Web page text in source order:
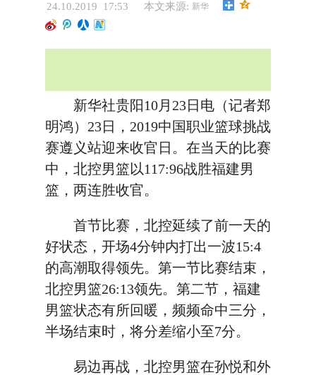
24.10.2019 17:53 本文来源: 新华
新华社贵阳10月23日电（记者郑
明鸿）23日，2019中国职业篮球挑战
赛遵义站迎来收官日。在当天的比赛
中，北控男篮以117:96战胜福建男
篮，两连胜收官。
首节比赛，北控延续了前一天的
好状态，开场4分钟内打出一波15:4
的高潮取得领先。第一节比赛结束，
北控男篮26:13领先。第二节，福建
男篮状态有所回暖，频频命中三分，
半场结束时，将分差缩小至7分。
易边再战，北控男篮在孙悦和外